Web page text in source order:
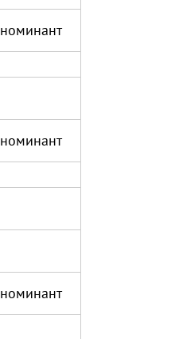
номинант
номинант
номинант